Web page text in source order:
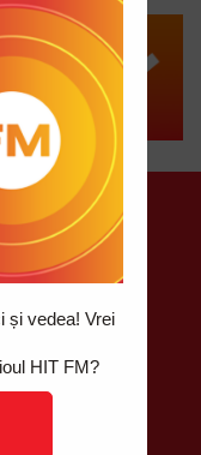
și vedea! Vrei
HIT FM?
UNDE ASCULŢI
HIT!
811 210
444
2075